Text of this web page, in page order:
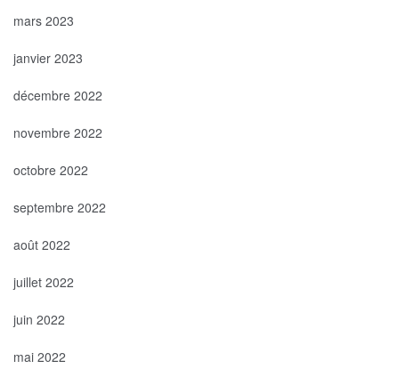
mars 2023
janvier 2023
décembre 2022
novembre 2022
octobre 2022
septembre 2022
août 2022
juillet 2022
juin 2022
mai 2022